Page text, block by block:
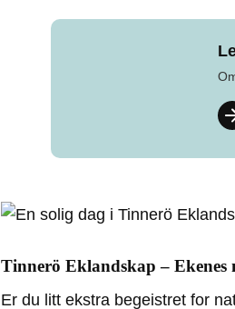
Tinnerö Eklandskap – Ekenes
Er du litt ekstra begeistret for